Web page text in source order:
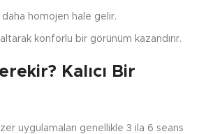
homojen hale gelir.
konforlu bir görünüm kazandırır.
Kalıcı Bir
uygulamaları genellikle 3 ila 6 seans